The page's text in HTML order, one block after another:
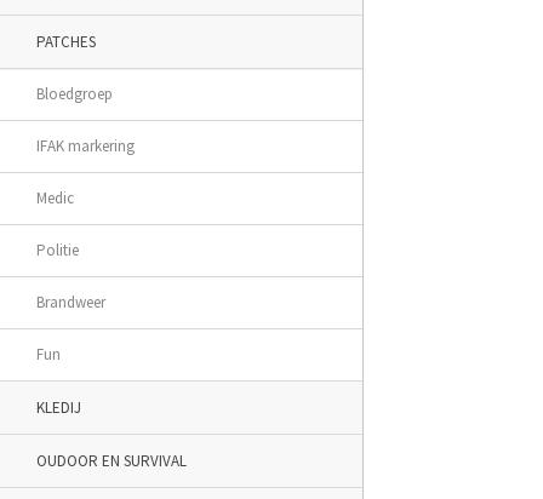
PATCHES
Bloedgroep
IFAK markering
Medic
Politie
Brandweer
Fun
KLEDIJ
OUDOOR EN SURVIVAL